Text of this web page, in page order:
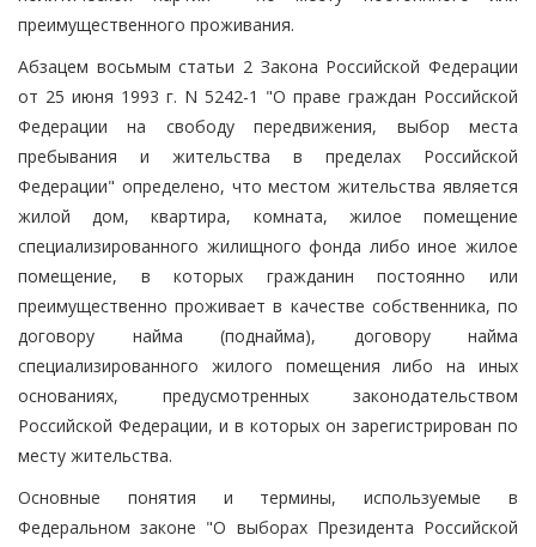
преимущественного проживания.
Абзацем восьмым статьи 2 Закона Российской Федерации
от 25 июня 1993 г. N 5242-1 "О праве граждан Российской
Федерации на свободу передвижения, выбор места
пребывания и жительства в пределах Российской
Федерации" определено, что местом жительства является
жилой дом, квартира, комната, жилое помещение
специализированного жилищного фонда либо иное жилое
помещение, в которых гражданин постоянно или
преимущественно проживает в качестве собственника, по
договору найма (поднайма), договору найма
специализированного жилого помещения либо на иных
основаниях, предусмотренных законодательством
Российской Федерации, и в которых он зарегистрирован по
месту жительства.
Основные понятия и термины, используемые в
Федеральном законе "О выборах Президента Российской